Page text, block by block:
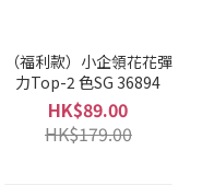
（福利款）小企領花花彈
力Top-2 色SG 36894
HK$89.00
HK$179.00